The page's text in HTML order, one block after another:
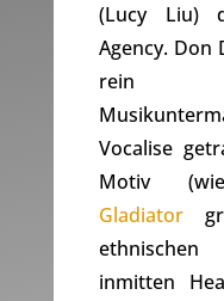
(Lucy Liu)
Agency. Don
rein
Vocalise
Motiv
Gladiator
inmitten